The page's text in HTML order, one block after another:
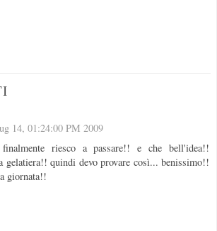
14, 01:24:00 PM 2009
riesco a passare!! e che bell'idea!!
gelatiera!! quindi devo provare così... benissimo!!
giornata!!